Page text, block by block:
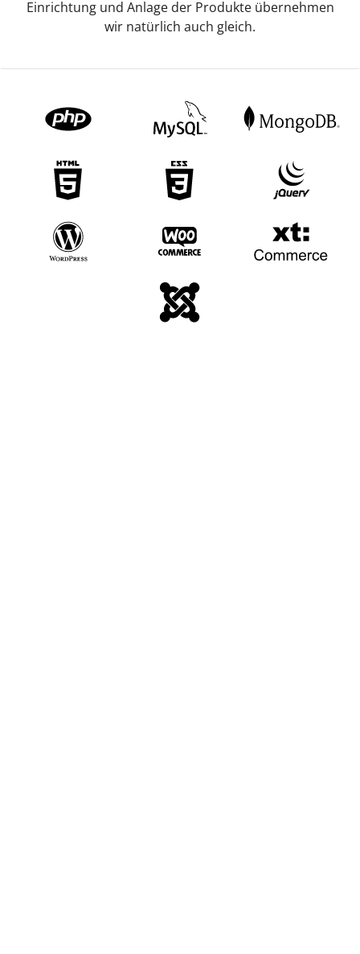
Einrichtung und Anlage der Produkte übernehmen
wir natürlich auch gleich.